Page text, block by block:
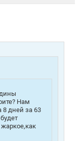
Нам
8 дней за 63